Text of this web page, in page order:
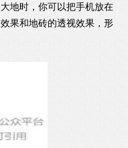
地时，你可以把手机放在
果和地砖的透视效果，形